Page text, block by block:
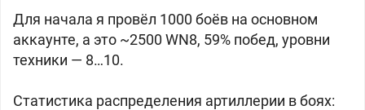
Для начала я провёл 1000 боёв на основном
аккаунте, а это ~2500 WN8, 59% побед, уровни
техники — 8…10.
Статистика распределения артиллерии в боях: